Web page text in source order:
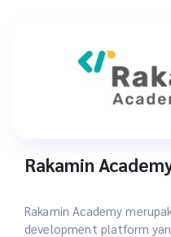
Rakamin
Rakamin Academy
development platform